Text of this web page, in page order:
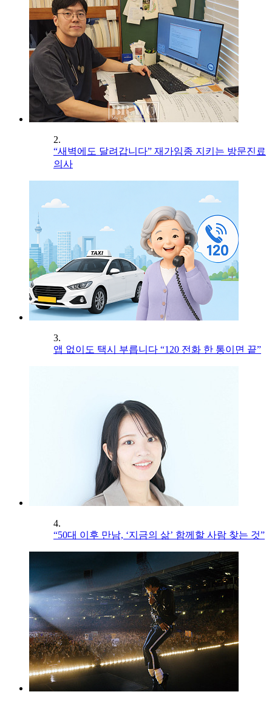
2.
“새벽에도 달려갑니다” 재가임종 지키는 방문진료
의사
3.
앱 없이도 택시 부릅니다 “120 전화 한 통이면 끝”
4.
“50대 이후 만남, ‘지금의 삶’ 함께할 사람 찾는 것”